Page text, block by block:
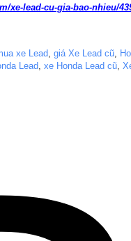
xe-lead-cu-gia-bao-nhieu/
xe Lead giá Xe Lead cũ
Lead xe Honda Lead cũ